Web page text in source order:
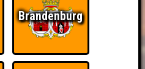
Brandenburg